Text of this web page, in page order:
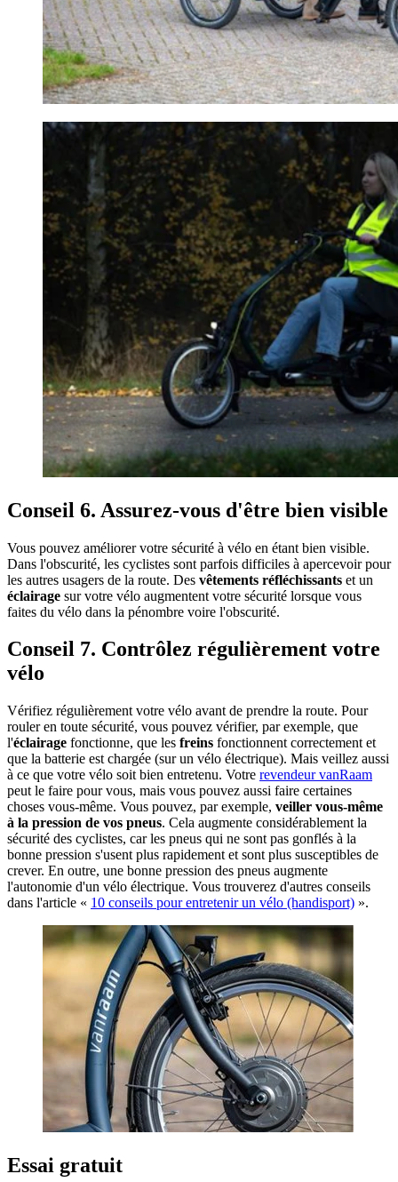
Conseil 6. Assurez-vous d'être bien visible
Vous pouvez améliorer votre sécurité à vélo en étant bien visible.
Dans l'obscurité, les cyclistes sont parfois difficiles à apercevoir pour
les autres usagers de la route. Des vêtements réfléchissants et un
éclairage sur votre vélo augmentent votre sécurité lorsque vous
faites du vélo dans la pénombre voire l'obscurité.
Conseil 7. Contrôlez régulièrement votre
vélo
Vérifiez régulièrement votre vélo avant de prendre la route. Pour
rouler en toute sécurité, vous pouvez vérifier, par exemple, que
l'éclairage fonctionne, que les freins fonctionnent correctement et
que la batterie est chargée (sur un vélo électrique). Mais veillez aussi
à ce que votre vélo soit bien entretenu. Votre revendeur vanRaam
peut le faire pour vous, mais vous pouvez aussi faire certaines
choses vous-même. Vous pouvez, par exemple, veiller vous-même
à la pression de vos pneus. Cela augmente considérablement la
sécurité des cyclistes, car les pneus qui ne sont pas gonflés à la
bonne pression s'usent plus rapidement et sont plus susceptibles de
crever. En outre, une bonne pression des pneus augmente
l'autonomie d'un vélo électrique. Vous trouverez d'autres conseils
dans l'article « 10 conseils pour entretenir un vélo (handisport) ».
Essai gratuit